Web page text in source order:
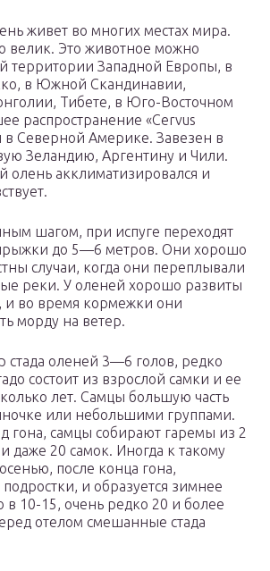
живет во многих местах мира.
велик. Это животное можно
территории Западной Европы, в
в Южной Скандинавии,
Тибете, в Юго-Восточном
распространение «Cervus
в Северной Америке. Завезен в
Зеландию, Аргентину и Чили.
олень акклиматизировался и
шагом, при испуге переходят
до 5—6 метров. Они хорошо
случаи, когда они переплывали
реки. У оленей хорошо развиты
и во время кормежки они
морду на ветер.
оленей 3—6 голов, редко
состоит из взрослой самки и ее
лет. Самцы большую часть
или небольшими группами.
гона, самцы собирают гаремы из 2
даже 20 самок. Иногда к такому
после конца гона,
и образуется зимнее
в 10-15, очень редко 20 и более
отелом смешанные стада